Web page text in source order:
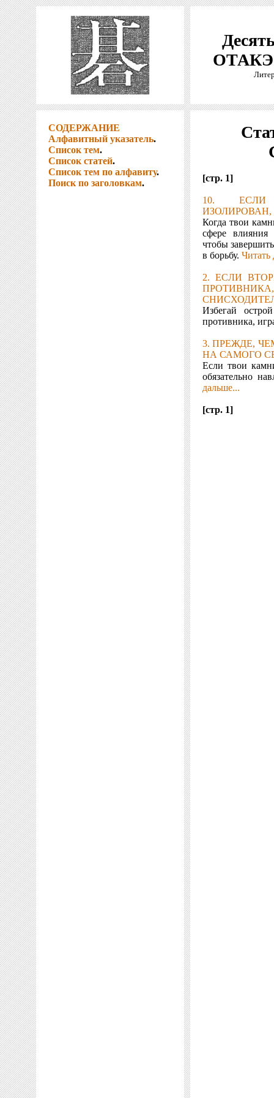
ОТАКЭ
СОДЕРЖАНИЕ
Алфавитный указатель.
Список тем.
Список статей.
Список тем по алфавиту.
Поиск по заголовкам. [стр. 1]
10.
Когда твои
сфере
чтобы
в борьбу. Читать
2. ЕСЛИ
Избегай
противника,
3. ПРЕЖДЕ,
НА САМОГО
Если твои
обязательно
дальше...
[стр. 1]